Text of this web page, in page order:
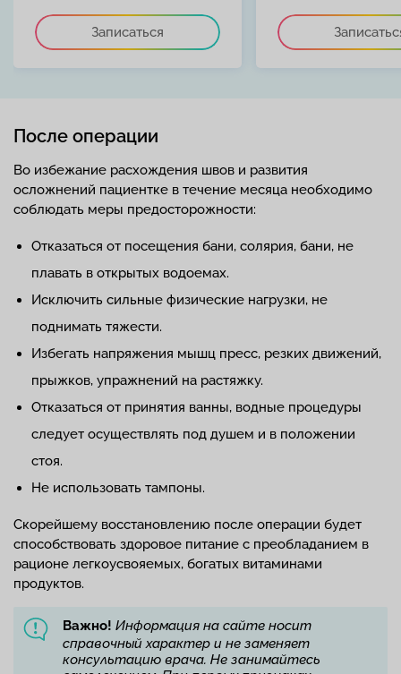
Записаться
После операции
Во избежание расхождения швов и развития
осложнений пациентке в течение месяца необходимо
соблюдать меры предосторожности:
Отказаться от посещения бани, солярия, бани, не
плавать в открытых водоемах.
Исключить сильные физические нагрузки, не
поднимать тяжести.
Избегать напряжения мышц пресс, резких движений,
прыжков, упражнений на растяжку.
Отказаться от принятия ванны, водные процедуры
следует осуществлять под душем и в положении
стоя.
Не использовать тампоны.
Скорейшему восстановлению после операции будет
способствовать здоровое питание с преобладанием в
рационе легкоусвояемых, богатых витаминами
продуктов.
Важно! Информация на сайте носит
справочный характер и не заменяет
консультацию врача. Не занимайтесь